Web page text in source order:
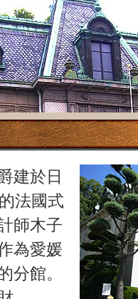
建於日
法國式
師木子
為愛媛
分館。